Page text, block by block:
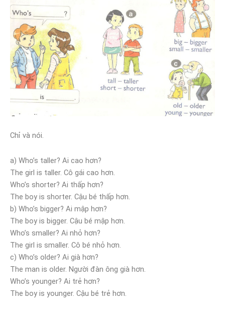
Chỉ và nói.
a) Who’s taller? Ai cao hơn?
The girl is taller. Cô gái cao hơn.
Who’s shorter? Ai thấp hơn?
The boy is shorter. Cậu bé thấp hơn.
b) Who’s bigger? Ai mập hơn?
The boy is bigger. Cậu bé mập hơn.
Who’s smaller? Ai nhỏ hơn?
The girl is smaller. Cô bé nhỏ hơn.
c) Who’s older? Ai già hơn?
The man is older. Người đàn ông già hơn.
Who’s younger? Ai trẻ hơn?
The boy is younger. Cậu bé trẻ hơn.